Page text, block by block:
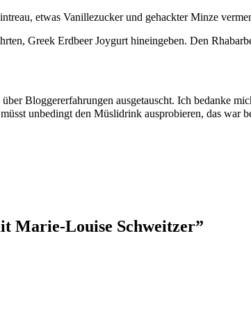
etwas Vanillezucker und gehackter Minze
Greek Erdbeer Joygurt hineingeben. Den
Bloggererfahrungen ausgetauscht. Ich bedanke
unbedingt den Müslidrink ausprobieren, das
Marie-Louise Schweitzer”